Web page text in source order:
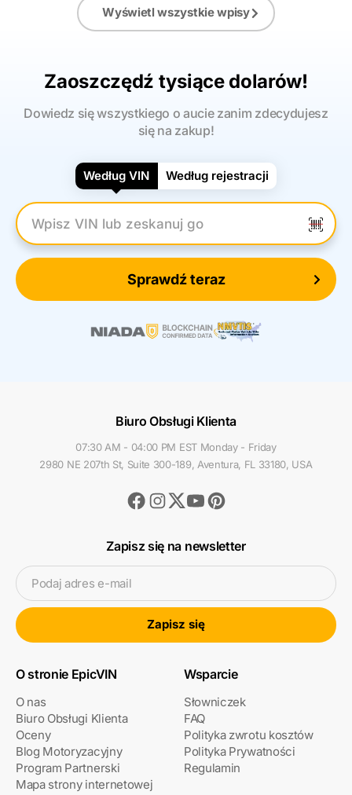
Wyświetl wszystkie wpisy
Zaoszczędź tysiące dolarów!
Dowiedz się wszystkiego o aucie zanim zdecydujesz
się na zakup!
Według VIN Według rejestracji
Wpisz numer VIN
Sprawdź teraz
Biuro Obsługi Klienta
07:30 AM - 04:00 PM EST Monday - Friday
2980 NE 207th St, Suite 300-189, Aventura, FL 33180, USA
Facebook
Instagram
TwitterYoutubePinterest
Zapisz się na newsletter
Podaj adres e-mail
Zapisz się
O stronie EpicVIN
O nas
Biuro Obsługi Klienta
Oceny
Blog Motoryzacyjny
Program Partnerski
Mapa strony internetowej
Wsparcie
Słowniczek
FAQ
Polityka zwrotu kosztów
Polityka Prywatności
Regulamin